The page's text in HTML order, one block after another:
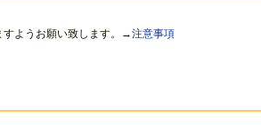
すようお願い致します。→注意事項